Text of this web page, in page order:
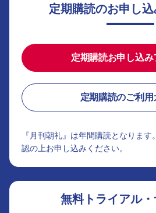
定期購読のお申し
定期購読お申し込み
定期購読のご利用
『月刊朝礼』は年間購読となりま
認の上お申し込みください。
無料トライアル